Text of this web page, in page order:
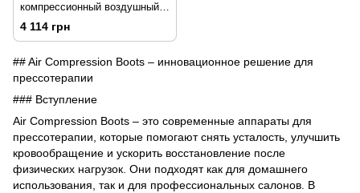
компрессионный воздушный
лимфодренажный
икроножный циркуляционный
4 114 грн
## Air Compression Boots – инновационное решение для
прессотерапии
### Вступление
Air Compression Boots – это современные аппараты для
прессотерапии, которые помогают снять усталость, улучшить
кровообращение и ускорить восстановление после
физических нагрузок. Они подходят как для домашнего
использования, так и для профессиональных салонов. В